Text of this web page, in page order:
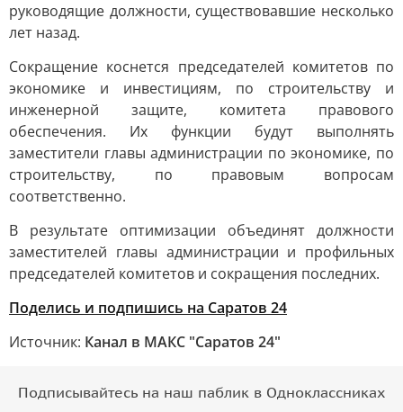
руководящие должности, существовавшие несколько
лет назад.
Сокращение коснется председателей комитетов по
экономике и инвестициям, по строительству и
инженерной защите, комитета правового
обеспечения. Их функции будут выполнять
заместители главы администрации по экономике, по
строительству, по правовым вопросам
соответственно.
В результате оптимизации объединят должности
заместителей главы администрации и профильных
председателей комитетов и сокращения последних.
Поделись и подпишись на Саратов 24
Источник: Канал в МАКС "Саратов 24"
Подписывайтесь на наш паблик в Одноклассниках